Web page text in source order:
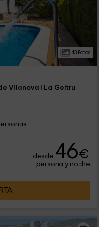
43 Fotos
Vilanova I La Geltru
desde 46€
persona y noche